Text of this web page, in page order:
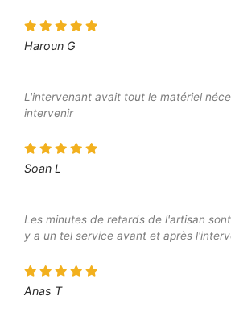
Haroun G
L'intervenant avait tout le matériel
intervenir
Soan L
Les minutes de retards de l'artisan
y a un tel service avant et après
Anas T